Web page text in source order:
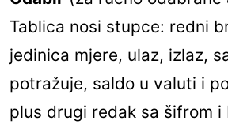
Tablica nosi stupce: redni
jedinica mjere, ulaz, izlaz,
potražuje, saldo u valuti i
plus drugi redak sa šifrom i